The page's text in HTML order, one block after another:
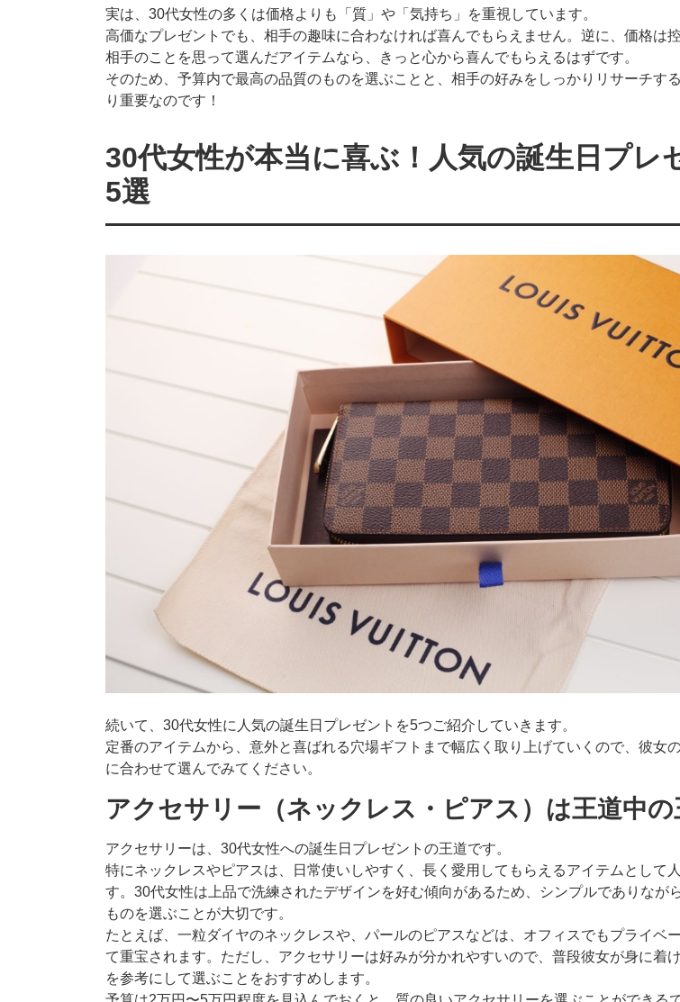
実は、30代女性の多くは価格よりも「質」や「気持ち」を重視しています。
高価なプレゼントでも、相手の趣味に合わなければ喜んでもらえません。逆に、価格は控
相手のことを思って選んだアイテムなら、きっと心から喜んでもらえるはずです。
そのため、予算内で最高の品質のものを選ぶことと、相手の好みをしっかりリサーチす
り重要なのです！
30代女性が本当に喜ぶ！人気の誕生日プレ
5選
続いて、30代女性に人気の誕生日プレゼントを5つご紹介していきます。
定番のアイテムから、意外と喜ばれる穴場ギフトまで幅広く取り上げていくので、彼女
に合わせて選んでみてください。
アクセサリー（ネックレス・ピアス）は王道中の
アクセサリーは、30代女性への誕生日プレゼントの王道です。
特にネックレスやピアスは、日常使いしやすく、長く愛用してもらえるアイテムとして
す。30代女性は上品で洗練されたデザインを好む傾向があるため、シンプルでありなが
ものを選ぶことが大切です。
たとえば、一粒ダイヤのネックレスや、パールのピアスなどは、オフィスでもプライベ
て重宝されます。ただし、アクセサリーは好みが分かれやすいので、普段彼女が身に着
を参考にして選ぶことをおすすめします。